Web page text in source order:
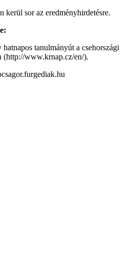
kerül sor az eredményhirdetésre.
tanulmányút a csehországi
(http://www.krnap.cz/en/).